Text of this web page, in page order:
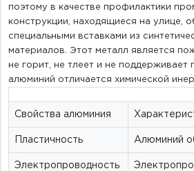
поэтому в качестве профилактики
конструкции, находящиеся на улице,
специальными вставками из
материалов. Этот металл является
не горит, не тлеет и не поддерживает
алюминий отличается химической
Свойства алюминия
Пластичность Алюминий
Электропроводность